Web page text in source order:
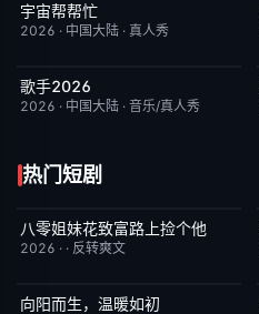
更新至第3期
宇宙帮帮忙
2026 · 中国大陆 · 真人秀
昨日更新
歌手2026
2026 · 中国大陆 · 音乐/真人秀
热门短剧
已完结
八零姐妹花致富路上捡个他
2026 · · 反转爽文
已完结
向阳而生，温暖如初